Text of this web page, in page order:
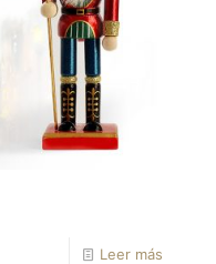
Leer más